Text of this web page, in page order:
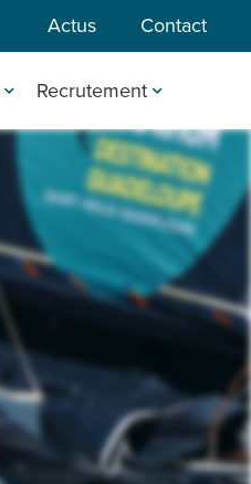
Actus Contact
Recrutement